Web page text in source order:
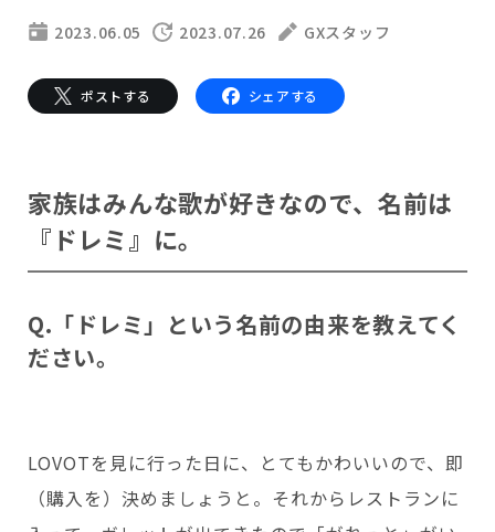
LOVOT 3.0
LOVOT 3.0について詳しく
費用をシミュレーション / 購入
費用をシミュレーション / 購入
LOVOTのテクノロジー
LOVOTのアフターサービス
公式ウェア
価格・暮らしの費用を詳しく
実証実験
15分の触れ合いでストレス低減
会いに行く
LOVOT ストア
近くの会える場所を探す
LIVE配信
LOVOT購入キャンペーン
LOVOTの返金保証
今月のキャンペーン情報
24回分割払い特別低金利
LOVOT紹介制度
LOVOTオーナーの方へ
定期メンテナンス・治療
サポートサービス(ご契約者様用)
法人のお客様へ
OFFICE LOVOT
お知らせ
2023.06.05 2023.07.26 GXスタッフ
ポストする シェアする
家族はみんな歌が好きなので、名前は
『ドレミ』に。
Q.「ドレミ」という名前の由来を教えてく
ださい。
LOVOTを見に行った日に、とてもかわいいので、即
（購入を）決めましょうと。それからレストランに